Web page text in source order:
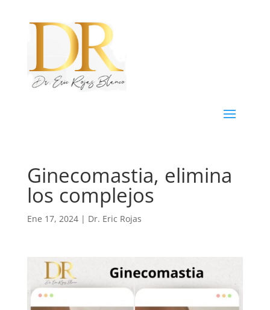
Ginecomastia, elimina
los complejos
Ene 17, 2024| Dr. Eric Rojas